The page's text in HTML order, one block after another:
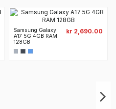
Samsung Galaxy
A17 5G 4GB RAM
128GB
kr 2,690.00